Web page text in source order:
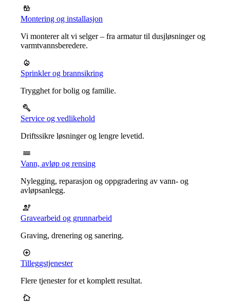
Montering og installasjon
Vi monterer alt vi selger – fra armatur til dusjløsninger og
varmtvannsberedere.
Sprinkler og brannsikring
Trygghet for bolig og familie.
Service og vedlikehold
Driftssikre løsninger og lengre levetid.
Vann, avløp og rensing
Nylegging, reparasjon og oppgradering av vann- og
avløpsanlegg.
Gravearbeid og grunnarbeid
Graving, drenering og sanering.
Tilleggstjenester
Flere tjenester for et komplett resultat.